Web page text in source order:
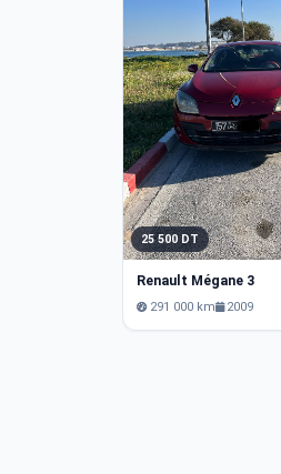
25 500 DT
Renault Mégane 3
291 000 km 2009